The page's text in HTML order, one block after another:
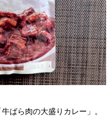
ばら肉の大盛りカレー」。